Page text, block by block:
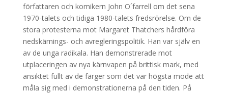
författaren och komikern John O´farrell om det sena
1970-talets och tidiga 1980-talets fredsrörelse. Om de
stora protesterna mot Margaret Thatchers hårdföra
nedskärnings- och avregleringspolitik. Han var själv en
av de unga radikala. Han demonstrerade mot
utplaceringen av nya kärnvapen på brittisk mark, med
ansiktet fullt av de färger som det var högsta mode att
måla sig med i demonstrationerna på den tiden. På